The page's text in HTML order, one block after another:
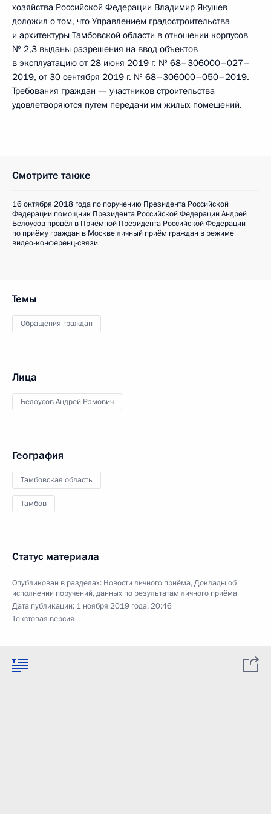
хозяйства Российской Федерации Владимир Якушев
доложил о том, что Управлением градостроительства
и архитектуры Тамбовской области в отношении корпусов
№ 2,3 выданы разрешения на ввод объектов
в эксплуатацию от 28 июня 2019 г. № 68–306000–027–
2019, от 30 сентября 2019 г. № 68–306000–050–2019.
Требования граждан — участников строительства
удовлетворяются путем передачи им жилых помещений.
Смотрите также
16 октября 2018 года по поручению Президента Российской
Федерации помощник Президента Российской Федерации Андрей
Белоусов провёл в Приёмной Президента Российской Федерации
по приёму граждан в Москве личный приём граждан в режиме
видео-конференц-связи
Темы
Обращения граждан
Лица
Белоусов Андрей Рэмович
География
Тамбовская область
Тамбов
Статус материала
Опубликован в разделах: Новости личного приёма,Доклады об
исполнении поручений, данных по результатам личного приёма
Дата публикации: 1 ноября 2019 года, 20:46
Текстовая версия